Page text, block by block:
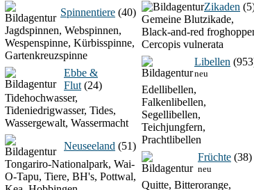
Spinnentiere (40)
Jagdspinnen, Webspinnen,
Wespenspinne, Kürbisspinne,
Gartenkreuzspinne
Ebbe &
Flut (24)
Tidehochwasser,
Tideniedrigwasser, Tides,
Wassergewalt, Wassermacht
Neuseeland (51)
Tongariro-Nationalpark, Wai-
O-Tapu, Tiere, BH's, Pottwal,
Zikaden
Gemeine Blutzikade,
Black-and-red
Cercopis vulnerata
Libellen
neu
Edellibellen,
Falkenlibellen,
Segellibellen,
Teichjungfern,
Prachtlibellen
Früchte (38)
neu
Quitte, Bitterorange,